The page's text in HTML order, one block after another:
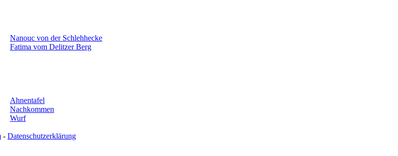
Nanouc von der Schlehhecke
Fatima vom Delitzer Berg
Ahnentafel
Nachkommen
Wurf
- Datenschutzerklärung